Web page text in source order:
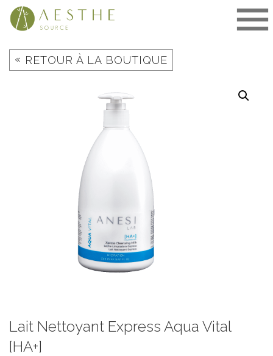
Aller
« RETOUR À LA BOUTIQUE
Lait Nettoyant Express Aqua Vital
[HA+]